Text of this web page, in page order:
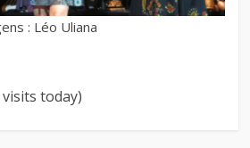
: Léo Uliana
today)